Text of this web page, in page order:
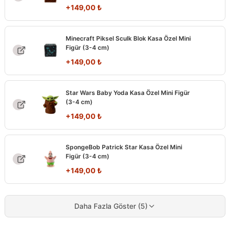
+149,00 ₺
Minecraft Piksel Sculk Blok Kasa Özel Mini
Figür (3-4 cm)
+149,00 ₺
Star Wars Baby Yoda Kasa Özel Mini Figür
(3-4 cm)
+149,00 ₺
SpongeBob Patrick Star Kasa Özel Mini
Figür (3-4 cm)
+149,00 ₺
Daha Fazla Göster (5)